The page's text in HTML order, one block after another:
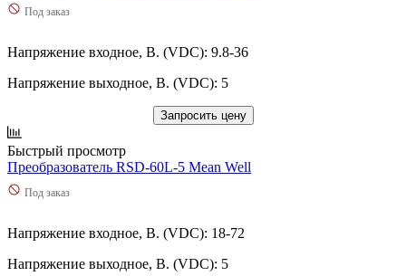
Под заказ
Напряжение входное, В. (VDC): 9.8-36
Напряжение выходное, В. (VDC): 5
Запросить цену
Быстрый просмотр
Преобразователь RSD-60L-5 Mean Well
Под заказ
Напряжение входное, В. (VDC): 18-72
Напряжение выходное, В. (VDC): 5